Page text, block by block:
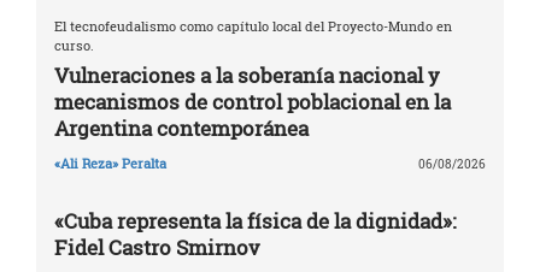
El tecnofeudalismo como capítulo local del Proyecto-Mundo en
curso.
Vulneraciones a la soberanía nacional y
mecanismos de control poblacional en la
Argentina contemporánea
«Ali Reza» Peralta 06/08/2026
«Cuba representa la física de la dignidad»:
Fidel Castro Smirnov